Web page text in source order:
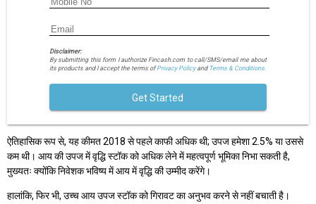
Disclaimer:
By submitting this form I authorize Fincash.com to call/SMS/email me about
its products and I accept the terms ofPrivacy Policyand Terms & Conditions.
Get Started
ऐतिहासिक रूप से, यह कीमत 2018 से पहले काफी अधिक थी; उपज हमेशा 2.5% या उससे
कम थी। आय की उपज में वृद्धि स्टॉक को अधिक लेने में महत्वपूर्ण भूमिका निभा सकती है,
मुख्यतः क्योंकि निवेशक भविष्य में आय में वृद्धि की उम्मीद करेंगे।
हालांकि, फिर भी, उच्च आय उपज स्टॉक को गिरावट का अनुभव करने से नहीं बचाती है।